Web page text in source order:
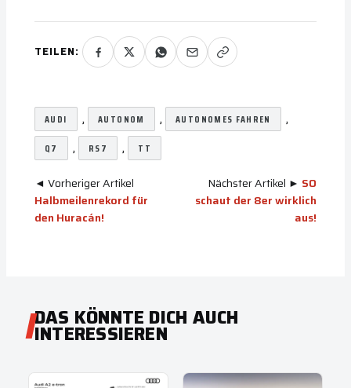
TEILEN:
AUDI , AUTONOM , AUTONOMES FAHREN ,
Q7 , RS7 , TT
◄ Vorheriger Artikel
Halbmeilenrekord für
den Huracán!
Nächster Artikel ► SO
schaut der 8er wirklich
aus!
DAS KÖNNTE DICH AUCH
INTERESSIEREN